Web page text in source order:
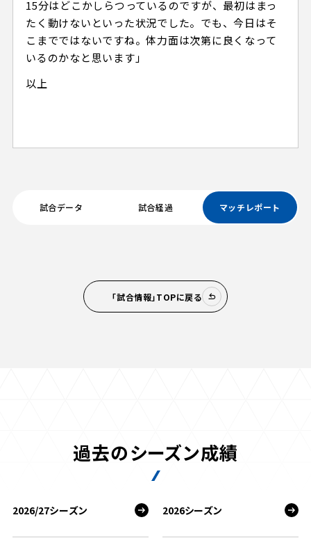
15分はどこかしらつっているのですが、最初はまっ
たく動けないといった状況でした。でも、今日はそ
こまでではないですね。体力面は次第に良くなって
いるのかなと思います」
以上
試合データ 試合経過 マッチレポート
「試合情報」TOPに戻る
過去のシーズン成績
2026/27シーズン 2026シーズン